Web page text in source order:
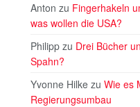
Anton zu Fingerhakeln
was wollen die USA?
Philipp zu Drei Bücher
Spahn?
Yvonne Hilke zu Wie es
Regierungsumbau